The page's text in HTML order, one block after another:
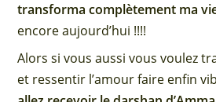
transforma complètement ma
encore aujourd’hui !!!!
Alors si vous aussi vous voulez
et ressentir l’amour faire enfin